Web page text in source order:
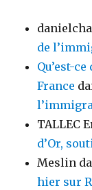
de
Qu’est-
France
TALLEC
d’Or,
Meslin
hier sur